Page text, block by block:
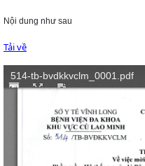
Nội dung như sau
Tải về